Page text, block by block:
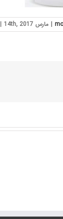
| مارس 14th, 2017 |